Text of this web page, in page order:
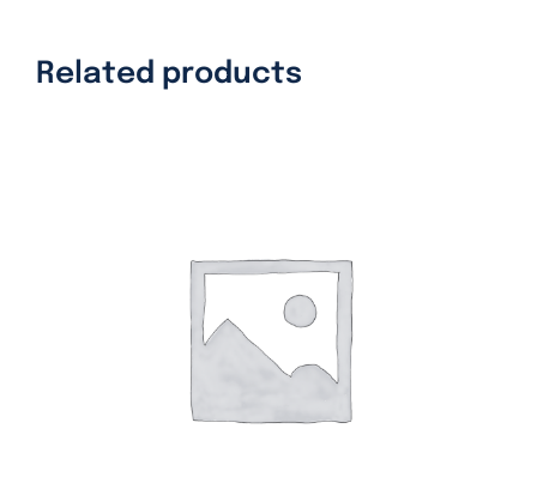
Related products